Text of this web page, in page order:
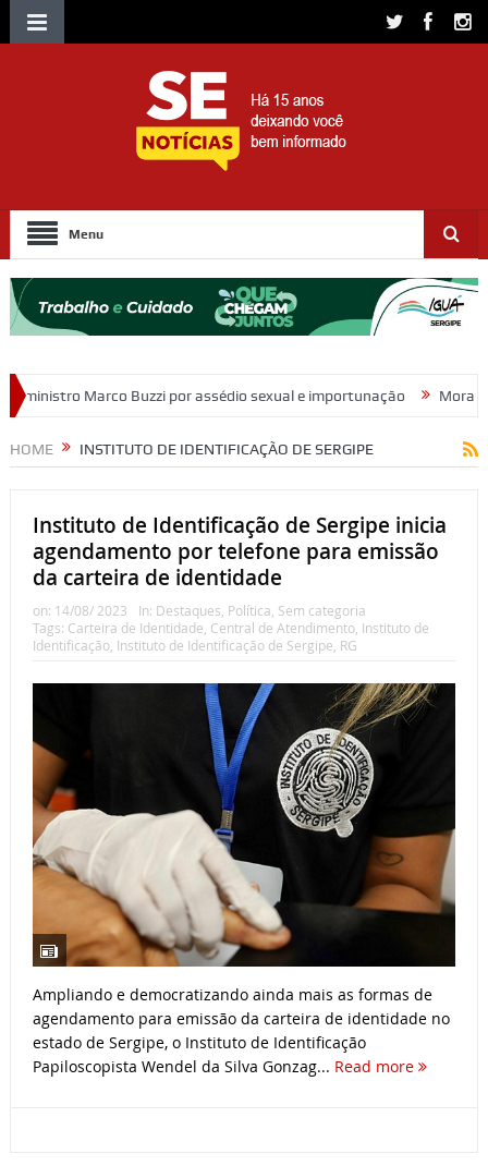
Menu
por assédio sexual e importunação Moradores protestam e
HOME INSTITUTO DE IDENTIFICAÇÃO DE SERGIPE
Instituto de Identificação de Sergipe inicia
agendamento por telefone para emissão
da carteira de identidade
on: 14/08/ 2023 In: Destaques, Política, Sem categoria
Tags: Carteira de Identidade, Central de Atendimento, Instituto de
Identificação, Instituto de Identificação de Sergipe, RG
Ampliando e democratizando ainda mais as formas de
agendamento para emissão da carteira de identidade no
estado de Sergipe, o Instituto de Identificação
Papiloscopista Wendel da Silva Gonzag... Read more